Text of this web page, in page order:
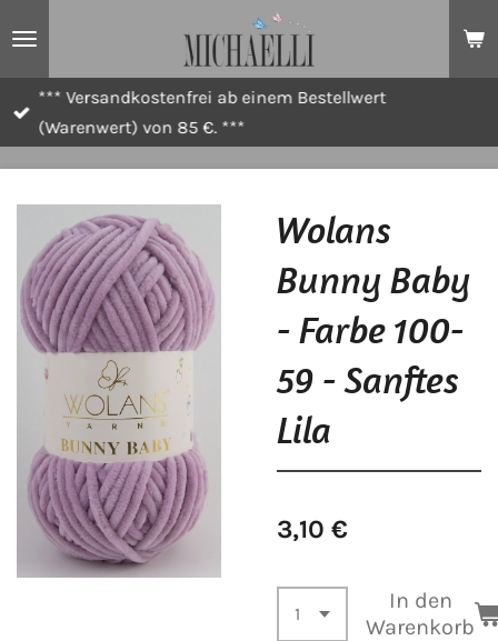
*** Versandkostenfrei ab einem Bestellwert
(Warenwert) von 85 €. ***
Wolans
Bunny Baby
- Farbe 100-
59 - Sanftes
Lila
3,10 €
In den
Warenkorb